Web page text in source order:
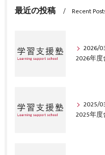
最近の投稿 Recent
2026/
2026年
2025/
2025年